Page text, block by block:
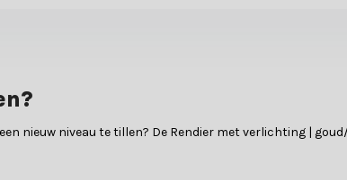
nieuw niveau te tillen? De Rendier met verlichting |